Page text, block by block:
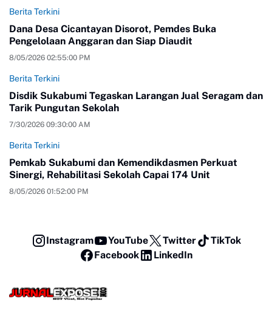
Berita Terkini
Dana Desa Cicantayan Disorot, Pemdes Buka
Pengelolaan Anggaran dan Siap Diaudit
8/05/2026 02:55:00 PM
Berita Terkini
Disdik Sukabumi Tegaskan Larangan Jual Seragam dan
Tarik Pungutan Sekolah
7/30/2026 09:30:00 AM
Berita Terkini
Pemkab Sukabumi dan Kemendikdasmen Perkuat
Sinergi, Rehabilitasi Sekolah Capai 174 Unit
8/05/2026 01:52:00 PM
Instagram YouTube Twitter
TikTok
Facebook
LinkedIn